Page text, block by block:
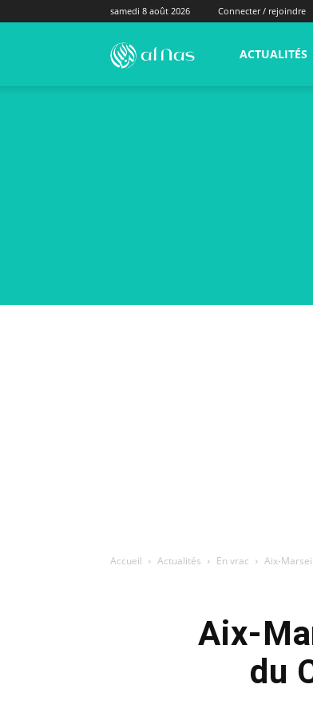
samedi 8 août 2026 Connecter / rejoindre
alNas.fr ACTUALITÉS
Accueil Actualités En vrac Aix-
Aix-
du